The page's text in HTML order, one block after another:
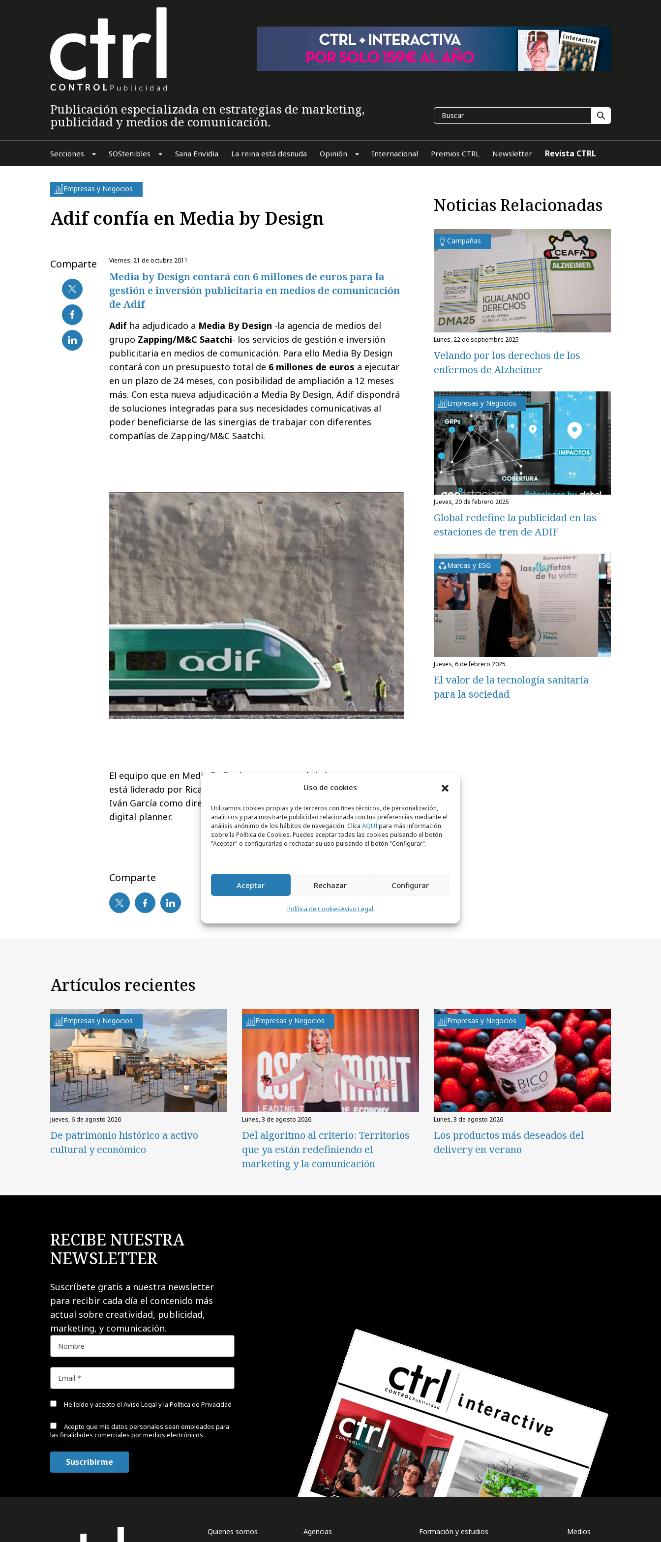
Uso de cookies
Utilizamos cookies propias y de terceros con fines técnicos, de personalización,
analíticos y para mostrarte publicidad relacionada con tus preferencias mediante el
análisis anónimo de los hábitos de navegación. Clica AQUÍpara más información
sobre la Política de Cookies. Puedes aceptar todas las cookies pulsando el botón
"Aceptar" o configurarlas o rechazar su uso pulsando el botón "Configurar".
Aceptar Rechazar Configurar
Política de CookiesAviso Legal
Publicación especializada en estrategias de marketing,
publicidad y medios de comunicación.
Secciones SOStenibles Sana Envidia La reina está desnuda Opinión Internacional Premios CTRL Newsletter Revista CTRL
Empresas y Negocios
Adif confía en Media by Design
Comparte viernes, 21 de octubre 2011
Media by Design contará con 6 millones de euros para la
gestión e inversión publicitaria en medios de comunicación
de Adif
Adif ha adjudicado a Media By Design -la agencia de medios del
grupo Zapping/M&C Saatchi- los servicios de gestión e inversión
publicitaria en medios de comunicación. Para ello Media By Design
contará con un presupuesto total de 6 millones de euros a ejecutar
en un plazo de 24 meses, con posibilidad de ampliación a 12 meses
más. Con esta nueva adjudicación a Media By Design, Adif dispondrá
de soluciones integradas para sus necesidades comunicativas al
poder beneficiarse de las sinergias de trabajar con diferentes
compañías de Zapping/M&C Saatchi.
El equipo que en Media By Design se encargará de la nueva cuenta
está liderado por Ricardo Palacios como director de operaciones,
Iván García como director de planificación y Leticia Michelena como
digital planner.
Comparte
Noticias Relacionadas
Campañas
lunes, 22 de septiembre 2025
Velando por los derechos de los
enfermos de Alzheimer
Empresas y Negocios
jueves, 20 de febrero 2025
Global redefine la publicidad en las
estaciones de tren de ADIF
Marcas y ESG
jueves, 6 de febrero 2025
El valor de la tecnología sanitaria
para la sociedad
Artículos recientes
Empresas y Negocios
jueves, 6 de agosto 2026
De patrimonio histórico a activo
cultural y económico
Empresas y Negocios
lunes, 3 de agosto 2026
Del algoritmo al criterio: Territorios
que ya están redefiniendo el
marketing y la comunicación
Empresas y Negocios
lunes, 3 de agosto 2026
Los productos más deseados del
delivery en verano
RECIBE NUESTRA
NEWSLETTER
Suscríbete gratis a nuestra newsletter
para recibir cada día el contenido más
actual sobre creatividad, publicidad,
marketing, y comunicación.
He leído y acepto el Aviso Legal y la Política de Privacidad
Acepto que mis datos personales sean empleados para
las finalidades comerciales por medios electrónicos
Quienes somos Agencias Formación y estudios Medios